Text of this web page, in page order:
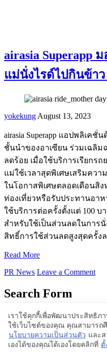
airasia Superapp
แม่นั่งไรด์ไปกินข้า
yokekung August 13, 2023
airasia Superapp แอปพลิเคชั่
ชั้นนำของอาเซียน ร่วมเฉลิ
ลดร้อย เมื่อใช้บริการเรียกรถ
แม่ใช้เวลาสุดพิเศษเสริมคว
ในโอกาสพิเศษตลอดเดือนสิ
ท่องเที่ยวหรือรับประทานอา
ใช้บริการต่อครั้งตั้งแต่ 100
สำหรับใช้เป็นส่วนลดในการ
สิทธิ์การใช้ส่วนลดสูงสุดครั้ง
Read More
PR News Leave a Comment
Search Form
Proudly powered by
เราใช้คุกกี้เพื่อพัฒนาประสิทธิภ
ใช้เว็บไซต์ของคุณ คุณสามารถศึ
นโยบายความเป็นส่วนตัว และ
เองได้ของคุณได้เองโดยคลิกที่ ตั้